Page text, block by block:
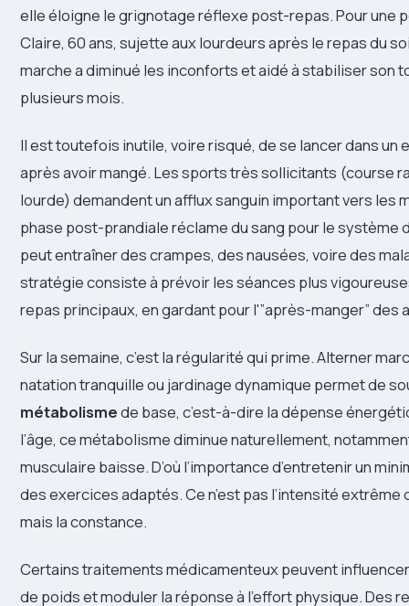
elle éloigne le grignotage réflexe post-repas. Pour une
Claire, 60 ans, sujette aux lourdeurs après le repas du
marche a diminué les inconforts et aidé à stabiliser son
plusieurs mois.
Il est toutefois inutile, voire risqué, de se lancer dans un
après avoir mangé. Les sports très sollicitants (course
lourde) demandent un afflux sanguin important vers les
phase post-prandiale réclame du sang pour le système
peut entraîner des crampes, des nausées, voire des
stratégie consiste à prévoir les séances plus
repas principaux, en gardant pour l'”après-manger”
Sur la semaine, c’est la régularité qui prime. Alterner
natation tranquille ou jardinage dynamique permet de
métabolismede base, c’est-à-dire la dépense
l’âge, ce métabolisme diminue naturellement,
musculaire baisse. D’où l’importance d’entretenir un
des exercices adaptés. Ce n’est pas l’intensité
mais la constance.
Certains traitements médicamenteux peuvent
de poids et moduler la réponse à l’effort physique. Des